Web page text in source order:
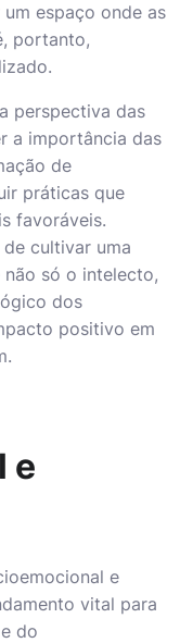
espaço onde as
portanto,
perspectiva das
a importância das
de
práticas que
favoráveis.
cultivar uma
só o intelecto,
dos
positivo em
e
e
vital para
do